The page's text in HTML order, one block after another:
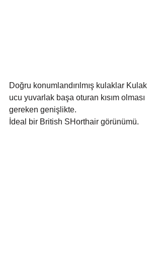
Doğru konumlandırılmış kulaklar Kulak
ucu yuvarlak başa oturan kısım olması
gereken genişlikte.
İdeal bir British SHorthair görünümü.